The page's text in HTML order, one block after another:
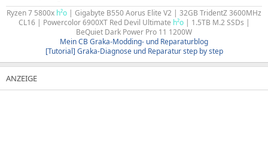
Ryzen 7 5800x h²o | Gigabyte B550 Aorus Elite V2 | 32GB TridentZ 3600MHz
CL16 | Powercolor 6900XT Red Devil Ultimate h²o| 1.5TB M.2 SSDs |
BeQuiet Dark Power Pro 11 1200W
Mein CB Graka-Modding- und Reparaturblog
[Tutorial] Graka-Diagnose und Reparatur step by step